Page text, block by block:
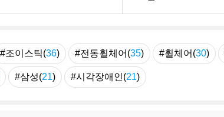
#조이스틱(36) #전동휠체어(35) #휠체어(30)
#삼성(21) #시각장애인(21)